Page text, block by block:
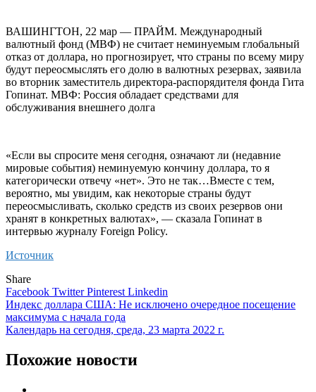
ВАШИНГТОН, 22 мар — ПРАЙМ. Международный
валютный фонд (МВФ) не считает неминуемым глобальный
отказ от доллара, но прогнозирует, что страны по всему миру
будут переосмыслять его долю в валютных резервах, заявила
во вторник заместитель директора-распорядителя фонда Гита
Гопинат. МВФ: Россия обладает средствами для
обслуживания внешнего долга
«Если вы спросите меня сегодня, означают ли (недавние
мировые события) неминуемую кончину доллара, то я
категорически отвечу «нет». Это не так…Вместе с тем,
вероятно, мы увидим, как некоторые страны будут
переосмысливать, сколько средств из своих резервов они
хранят в конкретных валютах», — сказала Гопинат в
интервью журналу Foreign Policy.
Источник
Share
Facebook TwitterPinterest Linkedin
Навигация
по
Индекс доллара США: Не исключено очередное посещение
максимума с начала года
Календарь на сегодня, среда, 23 марта 2022 г.
Похожие новости